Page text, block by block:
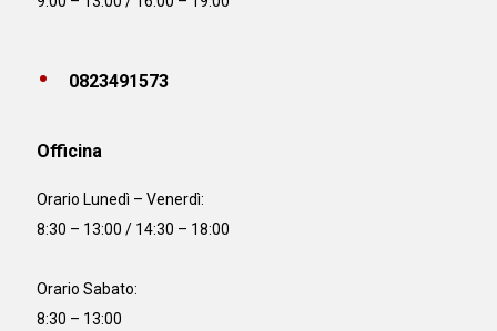
0823491573
Officina
Orario Lunedì – Venerdì:
8:30 – 13:00 / 14:30 – 18:00
Orario Sabato:
8:30 – 13:00